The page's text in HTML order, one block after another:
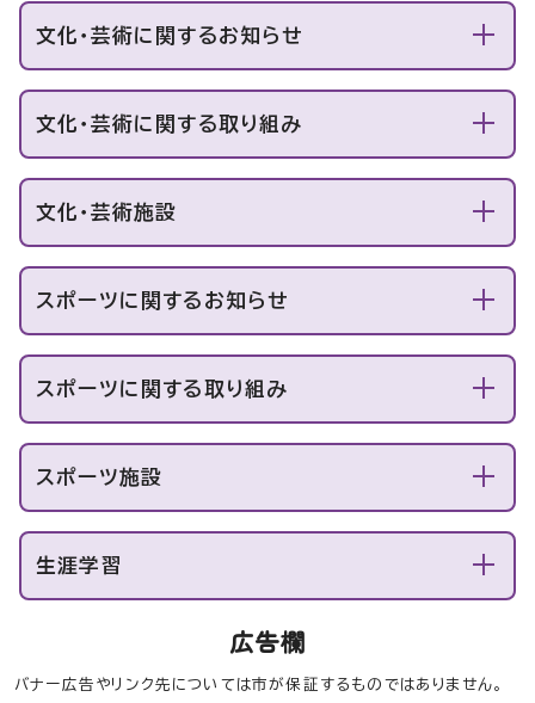
文化・芸術に関するお知らせ
文化・芸術に関する取り組み
文化・芸術施設
スポーツに関するお知らせ
スポーツに関する取り組み
スポーツ施設
生涯学習
広告欄
バナー広告やリンク先については市が保証するものではありません。